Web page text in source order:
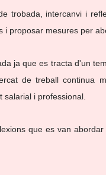
trobada, intercanvi i
i proposar mesures per
ja que es tracta d'un
de treball continua
salarial i professional.
que es van